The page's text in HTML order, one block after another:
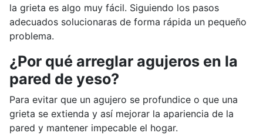
la grieta es algo muy fácil. Siguiendo los pasos
adecuados solucionaras de forma rápida un pequeño
problema.
¿Por qué arreglar agujeros en la
pared de yeso?
Para evitar que un agujero se profundice o que una
grieta se extienda y así mejorar la apariencia de la
pared y mantener impecable el hogar.